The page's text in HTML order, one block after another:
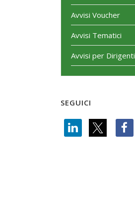
Avvisi Voucher
Avvisi Tematici
Avvisi per Dirigenti
SEGUICI